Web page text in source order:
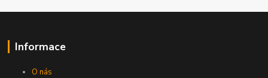
Informace
O nás